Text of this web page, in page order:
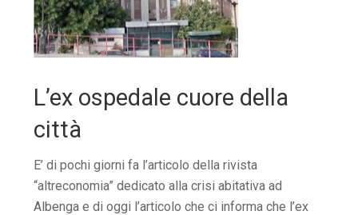
L’ex ospedale cuore della
città
E’ di pochi giorni fa l’articolo della rivista
“altreconomia” dedicato alla crisi abitativa ad
Albenga e di oggi l’articolo che ci informa che l’ex